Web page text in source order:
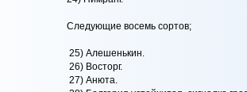
Следующие восемь сортов;
25) Алешенькин.
26) Восторг.
27) Анюта.